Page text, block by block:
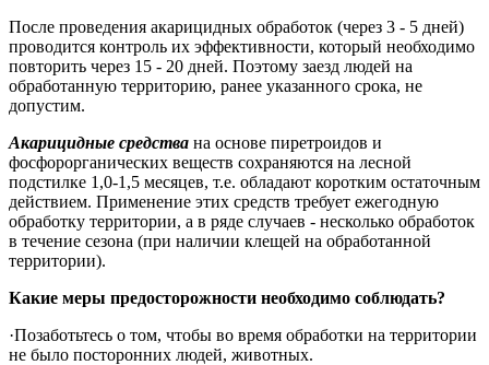
После проведения акарицидных обработок (через 3 - 5 дней)
проводится контроль их эффективности, который необходимо
повторить через 15 - 20 дней. Поэтому заезд людей на
обработанную территорию, ранее указанного срока, не
допустим.
Акарицидные средства на основе пиретроидов и
фосфорорганических веществ сохраняются на лесной
подстилке 1,0-1,5 месяцев, т.е. обладают коротким остаточным
действием. Применение этих средств требует ежегодную
обработку территории, а в ряде случаев - несколько обработок
в течение сезона (при наличии клещей на обработанной
территории).
Какие меры предосторожности необходимо соблюдать?
·Позаботьтесь о том, чтобы во время обработки на территории
не было посторонних людей, животных.